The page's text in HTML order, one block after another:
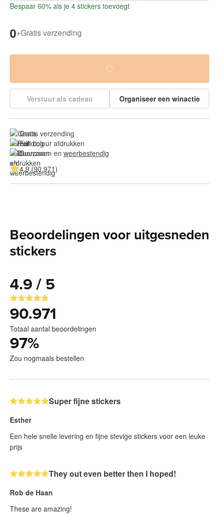
Bespaar 60% als je 4 stickers toevoegt
0+Gratis verzending
Verstuur als cadeau Organiseer een winactie
Gratis verzending
Full colour afdrukken
Duurzaam en weerbestendig
4.9 (90.971)
Beoordelingen voor uitgesneden
stickers
4.9 / 5
90.971
Totaal aantal beoordelingen
97%
Zou nogmaals bestellen
Super fijne stickers
Esther
Een hele snelle levering en fijne stevige stickers voor een leuke
prijs
They out even better then I hoped!
Rob de Haan
These are amazing!